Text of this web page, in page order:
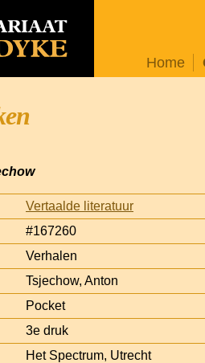
Home
Vertaalde literatuur
#167260
Verhalen
Tsjechow, Anton
Pocket
3e druk
Het Spectrum, Utrecht